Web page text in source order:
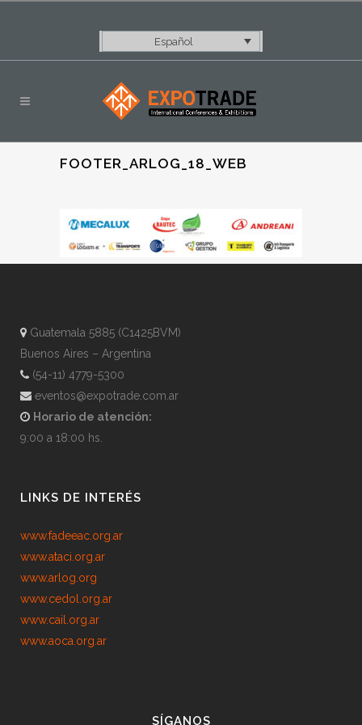
Español
FOOTER_ARLOG_18_WEB
Guatemala 5885 (C1425BVM)
Buenos Aires – Argentina
(54-11) 4779-5300
eventos@expotrade.com.ar
Horario de atención:
9:00 a 18:00 hs.
LINKS DE INTERÉS
www.fadeeac.org.ar
www.ataci.org.ar
www.arlog.org
www.cedol.org.ar
www.cail.org.ar
www.aoca.org.ar
SÍGANOS